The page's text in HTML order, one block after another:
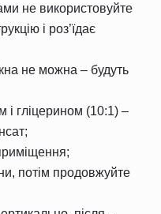
не використовуйте
і роз’їдає
не можна – будуть
і гліцерином (10:1) –
потім продовжуйте